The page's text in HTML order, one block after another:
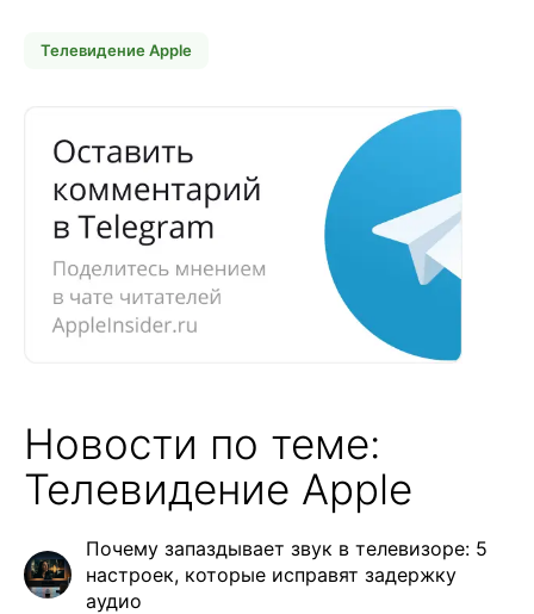
Телевидение Apple
Новости по теме:
Телевидение Apple
Почему запаздывает звук в телевизоре: 5
настроек, которые исправят задержку
аудио